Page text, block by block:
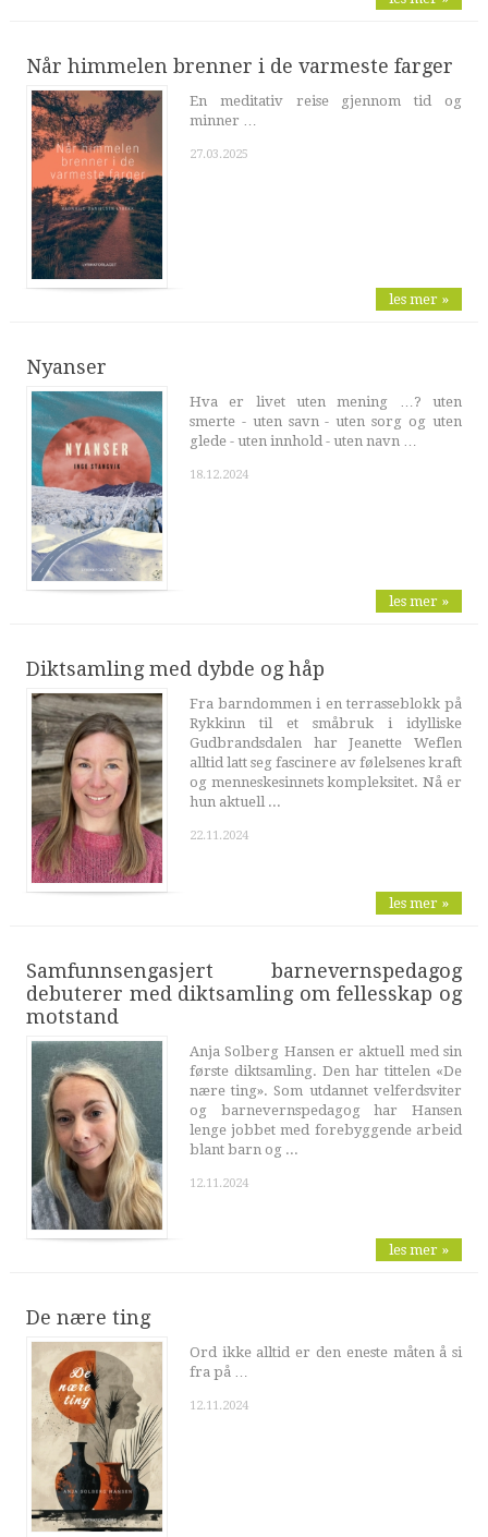
Når himmelen brenner i de varmeste farger
En meditativ reise gjennom tid og
minner …
27.03.2025
les mer »
Nyanser
Hva er livet uten mening …? uten
smerte - uten savn - uten sorg og uten
glede - uten innhold - uten navn …
18.12.2024
les mer »
Diktsamling med dybde og håp
Fra barndommen i en terrasseblokk på
Rykkinn til et småbruk i idylliske
Gudbrandsdalen har Jeanette Weflen
alltid latt seg fascinere av følelsenes kraft
og menneskesinnets kompleksitet. Nå er
hun aktuell ...
22.11.2024
les mer »
Samfunnsengasjert barnevernspedagog
debuterer med diktsamling om fellesskap og
motstand
Anja Solberg Hansen er aktuell med sin
første diktsamling. Den har tittelen «De
nære ting». Som utdannet velferdsviter
og barnevernspedagog har Hansen
lenge jobbet med forebyggende arbeid
blant barn og ...
12.11.2024
les mer »
De nære ting
Ord ikke alltid er den eneste måten å si
fra på …
12.11.2024